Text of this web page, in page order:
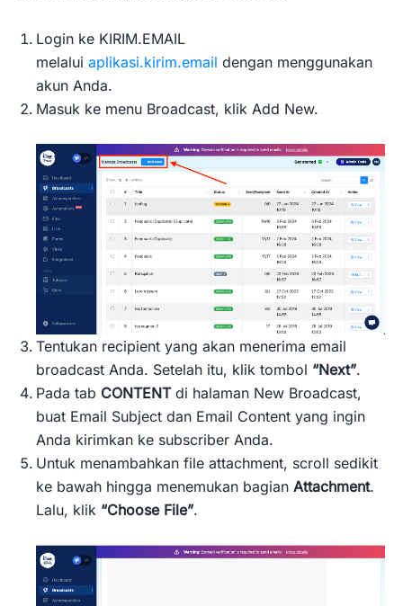
Login ke KIRIM.EMAIL
melalui aplikasi.kirim.email dengan menggunakan
akun Anda.
Masuk ke menu Broadcast, klik Add New.
Tentukan recipient yang akan menerima email
broadcast Anda. Setelah itu, klik tombol “Next”.
Pada tab CONTENTdi halaman New Broadcast,
buat Email Subject dan Email Content yang ingin
Anda kirimkan ke subscriber Anda.
Untuk menambahkan file attachment, scroll sedikit
ke bawah hingga menemukan bagian Attachment.
Lalu, klik “Choose File”.